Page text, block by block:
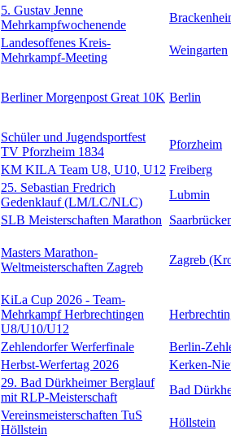
5. Gustav Jenne
Mehrkampfwochenende
Landesoffenes Kreis-
Mehrkampf-Meeting
Weingarten
Berliner Morgenpost Great 10K Berlin
Schüler und Jugendsportfest
TV Pforzheim 1834
Pforzheim
KM KILA Team U8, U10, U12 Freiberg
25. Sebastian Fredrich
Gedenklauf (LM/LC/NLC)
Lubmin
SLB Meisterschaften Marathon
Masters Marathon-
Weltmeisterschaften Zagreb
Zagreb
KiLa Cup 2026 - Team-
Mehrkampf Herbrechtingen
U8/U10/U12
Zehlendorfer Werferfinale
Berlin-
Herbst-Werfertag 2026
Kerken-
29. Bad Dürkheimer Berglauf
mit RLP-Meisterschaft
Bad
Vereinsmeisterschaften TuS
Höllstein
Höllstein